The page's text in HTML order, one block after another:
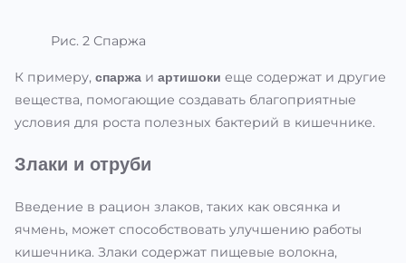
Рис. 2 Спаржа
К примеру, спаржа и артишоки еще содержат и другие
вещества, помогающие создавать благоприятные
условия для роста полезных бактерий в кишечнике.
Злаки и отруби
Введение в рацион злаков, таких как овсянка и
ячмень, может способствовать улучшению работы
кишечника. Злаки содержат пищевые волокна,